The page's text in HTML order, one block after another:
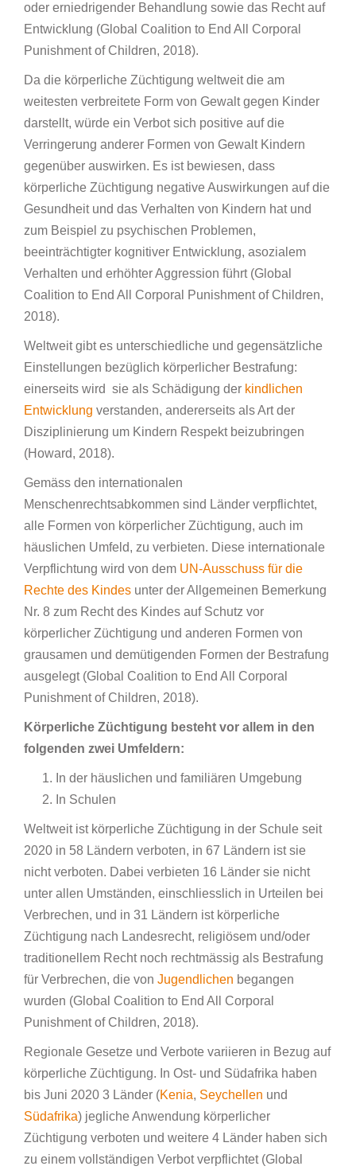
oder erniedrigender Behandlung sowie das Recht auf
Entwicklung (Global Coalition to End All Corporal
Punishment of Children, 2018).
Da die körperliche Züchtigung weltweit die am
weitesten verbreitete Form von Gewalt gegen Kinder
darstellt, würde ein Verbot sich positive auf die
Verringerung anderer Formen von Gewalt Kindern
gegenüber auswirken. Es ist bewiesen, dass
körperliche Züchtigung negative Auswirkungen auf die
Gesundheit und das Verhalten von Kindern hat und
zum Beispiel zu psychischen Problemen,
beeinträchtigter kognitiver Entwicklung, asozialem
Verhalten und erhöhter Aggression führt (Global
Coalition to End All Corporal Punishment of Children,
2018).
Weltweit gibt es unterschiedliche und gegensätzliche
Einstellungen bezüglich körperlicher Bestrafung:
einerseits wird sie als Schädigung der kindlichen
Entwicklung verstanden, andererseits als Art der
Disziplinierung um Kindern Respekt beizubringen
(Howard, 2018).
Gemäss den internationalen
Menschenrechtsabkommen sind Länder verpflichtet,
alle Formen von körperlicher Züchtigung, auch im
häuslichen Umfeld, zu verbieten. Diese internationale
Verpflichtung wird von dem UN-Ausschuss für die
Rechte des Kindes unter der Allgemeinen Bemerkung
Nr. 8 zum Recht des Kindes auf Schutz vor
körperlicher Züchtigung und anderen Formen von
grausamen und demütigenden Formen der Bestrafung
ausgelegt (Global Coalition to End All Corporal
Punishment of Children, 2018).
Körperliche Züchtigung besteht vor allem in den
folgenden zwei Umfeldern:
In der häuslichen und familiären Umgebung
In Schulen
Weltweit ist körperliche Züchtigung in der Schule seit
2020 in 58 Ländern verboten, in 67 Ländern ist sie
nicht verboten. Dabei verbieten 16 Länder sie nicht
unter allen Umständen, einschliesslich in Urteilen bei
Verbrechen, und in 31 Ländern ist körperliche
Züchtigung nach Landesrecht, religiösem und/oder
traditionellem Recht noch rechtmässig als Bestrafung
für Verbrechen, die von Jugendlichen begangen
wurden (Global Coalition to End All Corporal
Punishment of Children, 2018).
Regionale Gesetze und Verbote variieren in Bezug auf
körperliche Züchtigung. In Ost- und Südafrika haben
bis Juni 2020 3 Länder (Kenia, Seychellen und
Südafrika) jegliche Anwendung körperlicher
Züchtigung verboten und weitere 4 Länder haben sich
zu einem vollständigen Verbot verpflichtet (Global